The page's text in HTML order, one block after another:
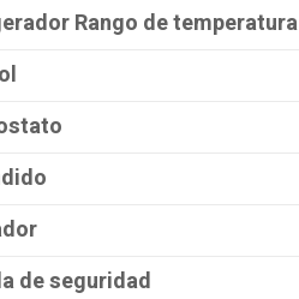
Rango de temperatura
de seguridad